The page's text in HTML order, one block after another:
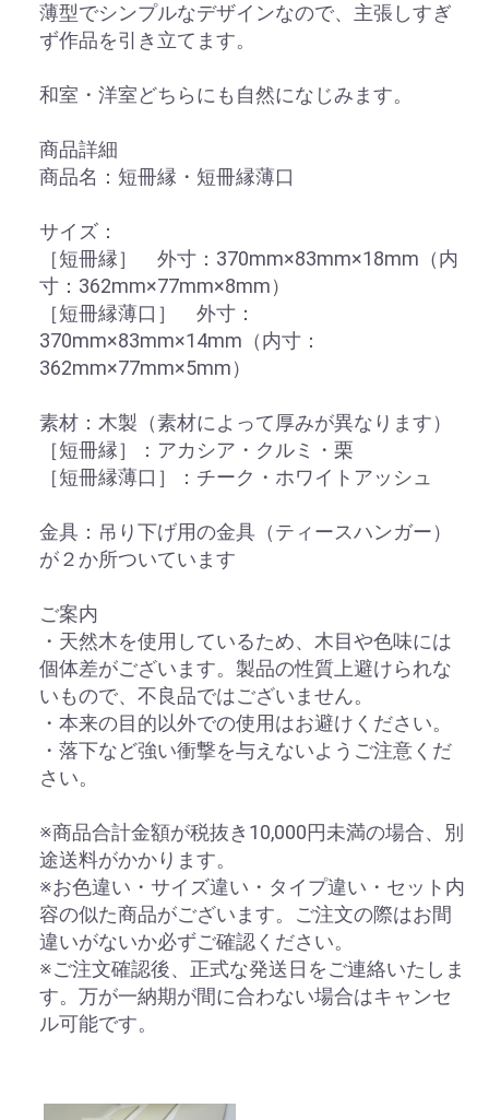
薄型でシンプルなデザインなので、主張しすぎ
ず作品を引き立てます。
和室・洋室どちらにも自然になじみます。
商品詳細
商品名：短冊縁・短冊縁薄口
サイズ：
［短冊縁］ 外寸：370mm×83mm×18mm（内
寸：362mm×77mm×8mm）
［短冊縁薄口］ 外寸：
370mm×83mm×14mm（内寸：
362mm×77mm×5mm）
素材：木製（素材によって厚みが異なります）
［短冊縁］：アカシア・クルミ・栗
［短冊縁薄口］：チーク・ホワイトアッシュ
金具：吊り下げ用の金具（ティースハンガー）
が２か所ついています
ご案内
・天然木を使用しているため、木目や色味には
個体差がございます。製品の性質上避けられな
いもので、不良品ではございません。
・本来の目的以外での使用はお避けください。
・落下など強い衝撃を与えないようご注意くだ
さい。
※商品合計金額が税抜き10,000円未満の場合、別
途送料がかかります。
※お色違い・サイズ違い・タイプ違い・セット内
容の似た商品がございます。ご注文の際はお間
違いがないか必ずご確認ください。
※ご注文確認後、正式な発送日をご連絡いたしま
す。万が一納期が間に合わない場合はキャンセ
ル可能です。